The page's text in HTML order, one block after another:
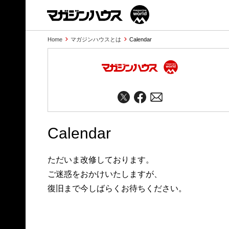
Home マガジンハウスとは Calendar
Calendar
ただいま改修しております。
ご迷惑をおかけいたしますが、
復旧まで今しばらくお待ちください。